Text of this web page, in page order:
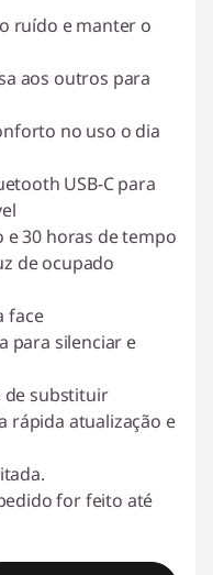
ruído e manter o
aos outros para
no uso o dia
USB-C para
30 horas de tempo
de ocupado
face
para silenciar e
de substituir
rápida atualização e
for feito até